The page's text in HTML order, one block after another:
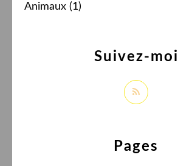
Animaux (1)
Pages
Suivez-moi